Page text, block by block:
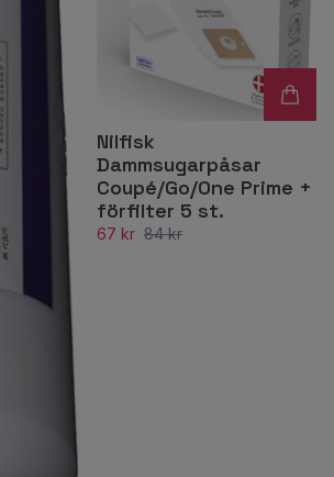
Nilfisk
Dammsugarpåsar
Coupé/Go/One Prime +
förfilter 5 st.
67 kr 84 kr